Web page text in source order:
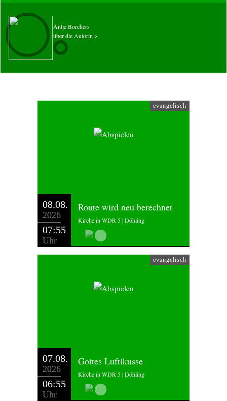
Antje Borchers
über die Autorin >
evangelisch
08.08.
2026
07:55
Uhr
Route wird neu berechnet
Kirche in WDR 5 | Döhling
evangelisch
07.08.
2026
06:55
Uhr
Gottes Luftikusse
Kirche in WDR 5 | Döhling